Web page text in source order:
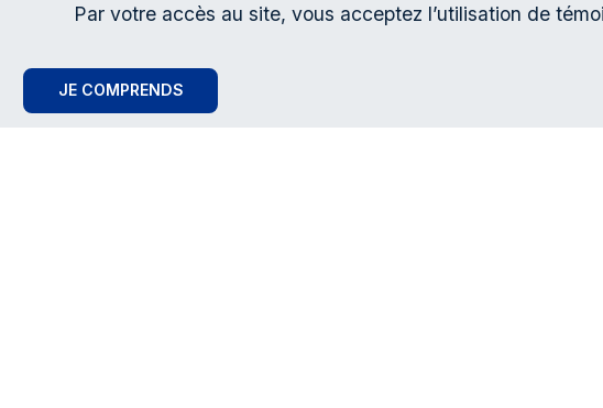
manières suivantes :
Par courriel :
Par votre accès au site, vous acceptez l’utilisation de
JE COMPRENDS